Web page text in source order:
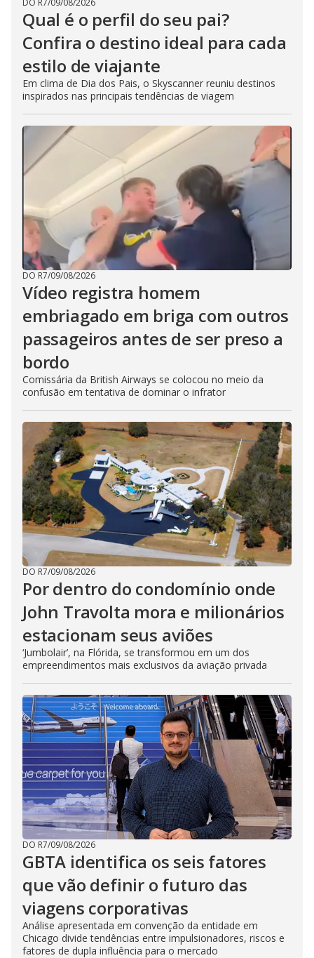
Qual é o perfil do seu pai?
Confira o destino ideal para cada
estilo de viajante
Em clima de Dia dos Pais, o Skyscanner reuniu destinos
inspirados nas principais tendências de viagem
DO R7/09/08/2026
Vídeo registra homem
embriagado em briga com outros
passageiros antes de ser preso a
bordo
Comissária da British Airways se colocou no meio da
confusão em tentativa de dominar o infrator
DO R7/09/08/2026
Por dentro do condomínio onde
John Travolta mora e milionários
estacionam seus aviões
‘Jumbolair’, na Flórida, se transformou em um dos
empreendimentos mais exclusivos da aviação privada
DO R7/09/08/2026
GBTA identifica os seis fatores
que vão definir o futuro das
viagens corporativas
Análise apresentada em convenção da entidade em
Chicago divide tendências entre impulsionadores, riscos e
fatores de dupla influência para o mercado